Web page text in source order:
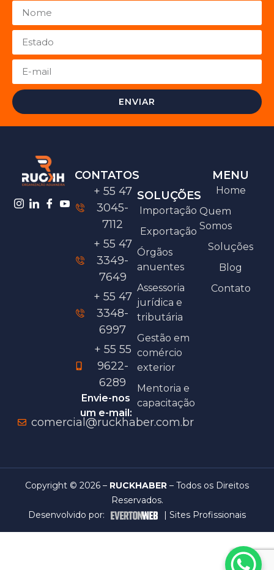
ENVIAR
CONTATOS
+ 55 47
3045-
7112
+ 55 47
3349-
7649
+ 55 47
3348-
6997
+ 55 55
9622-
6289
Envie-nos
um e-mail:
comercial@ruckhaber.com.br
SOLUÇÕES
Importação
Exportação
Órgãos
anuentes
Assessoria
jurídica e
tributária
Gestão em
comércio
exterior
Mentoria e
capacitação
MENU
Home
Quem
Somos
Soluções
Blog
Contato
Copyright © 2026 – RUCKHABER – Todos os Direitos
Reservados.
Desenvolvido por:
|Sites Profissionais